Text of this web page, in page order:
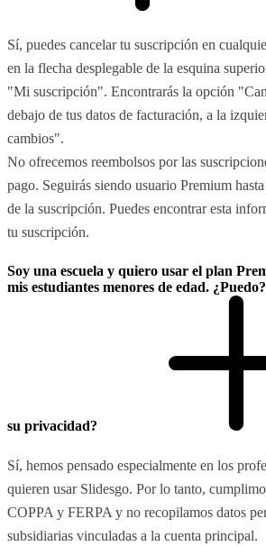
Sí, puedes cancelar tu suscripción en
en la flecha desplegable de la esquina
"Mi suscripción". Encontrarás la opción
debajo de tus datos de facturación, a la
cambios".
No ofrecemos reembolsos por las
pago. Seguirás siendo usuario Premium
de la suscripción. Puedes encontrar esta
tu suscripción.
Soy una escuela y quiero usar el plan
mis estudiantes menores de edad.
su privacidad?
Sí, hemos pensado especialmente en los
quieren usar Slidesgo. Por lo tanto,
COPPA y FERPA y no recopilamos datos
subsidiarias vinculadas a la cuenta principal.